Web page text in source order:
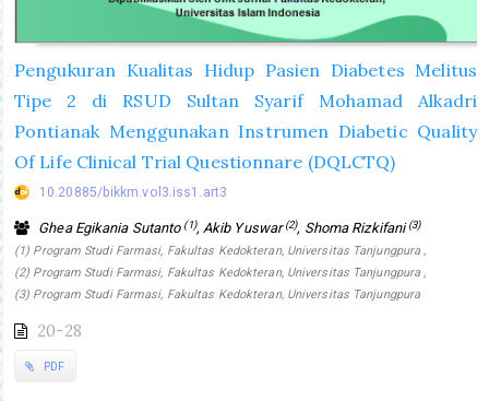
Pengukuran Kualitas Hidup Pasien Diabetes Melitus
Tipe 2 di RSUD Sultan Syarif Mohamad Alkadri
Pontianak Menggunakan Instrumen Diabetic Quality
Of Life Clinical Trial Questionnare (DQLCTQ)
10.20885/bikkm.vol3.iss1.art3
Ghea Egikania Sutanto (1), Akib Yuswar(2), Shoma Rizkifani(3)
(1) Program Studi Farmasi, Fakultas Kedokteran, Universitas Tanjungpura ,
(2) Program Studi Farmasi, Fakultas Kedokteran, Universitas Tanjungpura ,
(3) Program Studi Farmasi, Fakultas Kedokteran, Universitas Tanjungpura
20-28
PDF